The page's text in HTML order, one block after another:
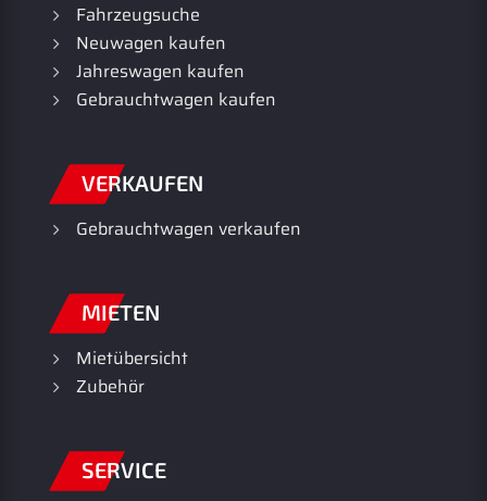
Fahrzeugsuche
Neuwagen kaufen
Jahreswagen kaufen
Gebrauchtwagen kaufen
VERKAUFEN
Gebrauchtwagen verkaufen
MIETEN
Mietübersicht
Zubehör
SERVICE